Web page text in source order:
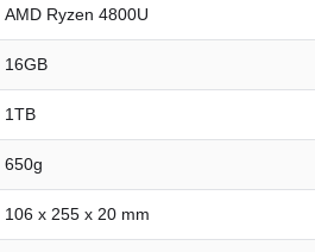
AMD Ryzen 4800U
16GB
1TB
650g
106 x 255 x 20 mm